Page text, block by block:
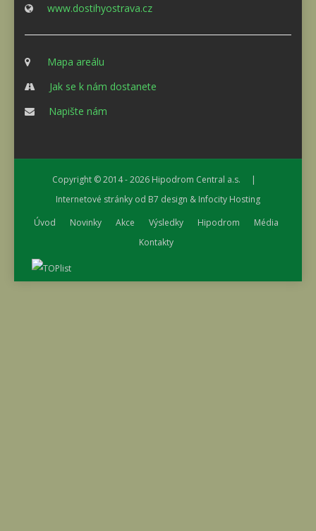
www.dostihyostrava.cz
Mapa areálu
Jak se k nám dostanete
Napište nám
Copyright © 2014 - 2026 Hipodrom Central a.s. |
Internetové stránky od B7 design & Infocity Hosting
Úvod
Novinky Akce Výsledky Hipodrom
Média
Kontakty